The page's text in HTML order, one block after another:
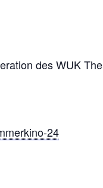
des WUK
24